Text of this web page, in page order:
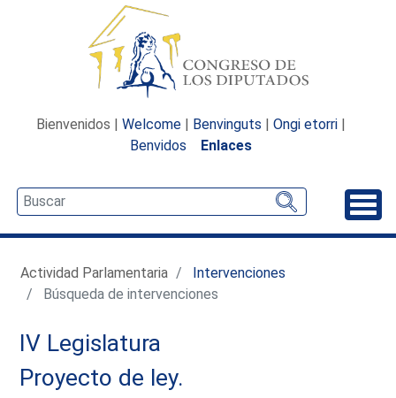
Bienvenidos | Welcome | Benvinguts | Ongi etorri |
Benvidos
Enlaces
Actividad Parlamentaria
Intervenciones
Búsqueda de intervenciones
IV Legislatura
Proyecto de ley.